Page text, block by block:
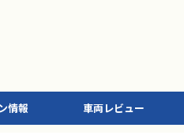
情報 車両レビュー